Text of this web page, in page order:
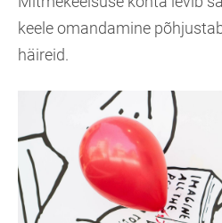
keele omandamine
häireid.